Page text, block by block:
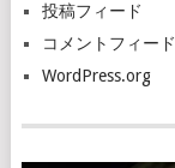
投稿フィード
コメントフィード
WordPress.org